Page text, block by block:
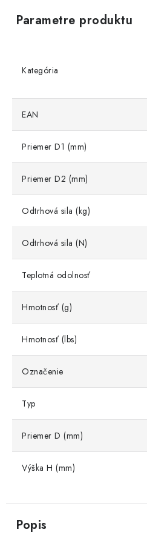
Popis
Parametre produktu
Kategória
EAN
Priemer D1 (mm)
Priemer D2 (mm)
Odtrhová sila (kg)
Odtrhová sila (N)
Teplotná odolnosť
Hmotnosť (g)
Hmotnosť (lbs)
Označenie
Typ
Priemer D (mm)
Výška H (mm)